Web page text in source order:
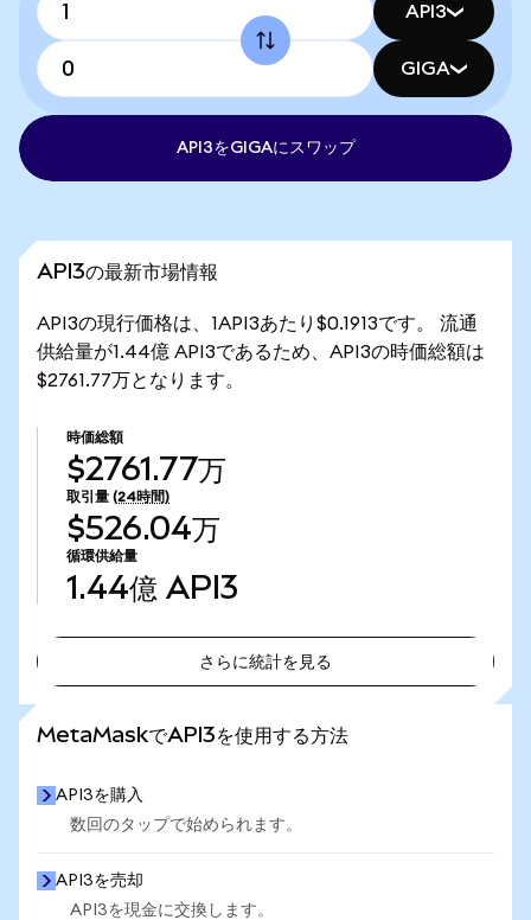
API3
GIGA
API3をGIGAにスワップ
API3の最新市場情報
API3の現行価格は、1API3あたり$0.1913です。 流通
供給量が1.44億 API3であるため、API3の時価総額は
$2761.77万となります。
時価総額
$2761.77万
取引量 (24時間)
$526.04万
循環供給量
1.44億 API3
さらに統計を見る
MetaMaskでAPI3を使用する方法
API3を購入
数回のタップで始められます。
API3を売却
API3を現金に交換します。